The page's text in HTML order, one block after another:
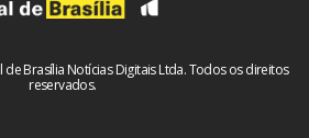
de Brasília Notícias Digitais Ltda. Todos os direitos
reservados.